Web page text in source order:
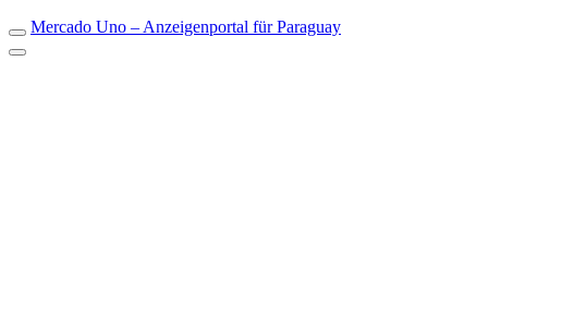
Mercado Uno – Anzeigenportal für Paraguay